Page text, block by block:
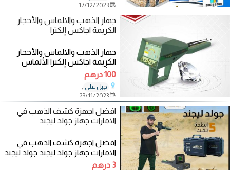
17/12/2023
جهاز الذهب والالماس والأحجار
الكريمة اجاكس إلكترا
جهاز الذهب والالماس والأحجار
الكريمة اجاكس إلكترا الألماس
والأحجار الكريمة بين يديك
بامتلاكك
100 درهم
جبل علي ,
23/11/2023
افضل اجهزة كشف الذهب في
الامارات جهاز جولد ليجند
افضل اجهزة كشف الذهب في
الامارات جهاز جولد ليجند جولد ليجند
اذا كنت تريد البحث عن الذهب
3 درهم